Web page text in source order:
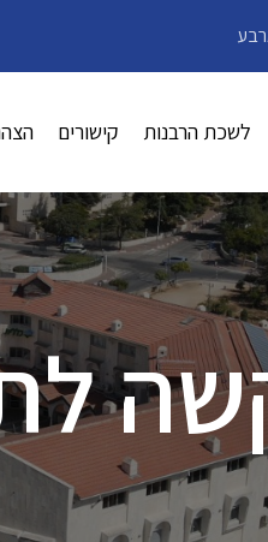
לשכת הרבנות קישורים